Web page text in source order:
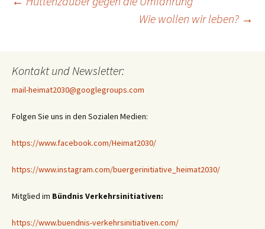
Beitragsnavigation
Wie wollen wir leben? →
Kontakt und Newsletter:
mail-heimat2030@googlegroups.com
Folgen Sie uns in den Sozialen Medien:
https://www.facebook.com/Heimat2030/
https://www.instagram.com/buergerinitiative_heimat2030/
Mitglied im Bündnis Verkehrsinitiativen:
https://www.buendnis-verkehrsinitiativen.com/